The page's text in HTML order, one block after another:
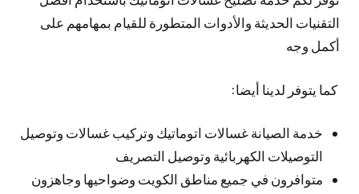
التقنيات الحديثة والأدوات المتطورة للقيام بمهامهم على
أكمل وجه
كما يتوفر لدينا أيضا:
خدمة الصيانة غسالات اتوماتيك وتركيب غسالات وتوصيل
التوصيلات الكهربائية وتوصيل التصريف
متوافرون في جميع مناطق الكويت وضواحيها وجاهزون